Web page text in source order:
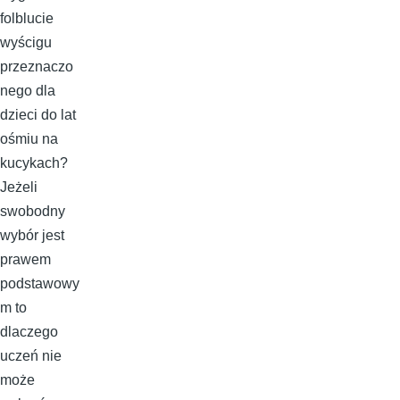
folblucie
wyścigu
przeznaczo
nego dla
dzieci do lat
ośmiu na
kucykach?
Jeżeli
swobodny
wybór jest
prawem
podstawowy
m to
dlaczego
uczeń nie
może